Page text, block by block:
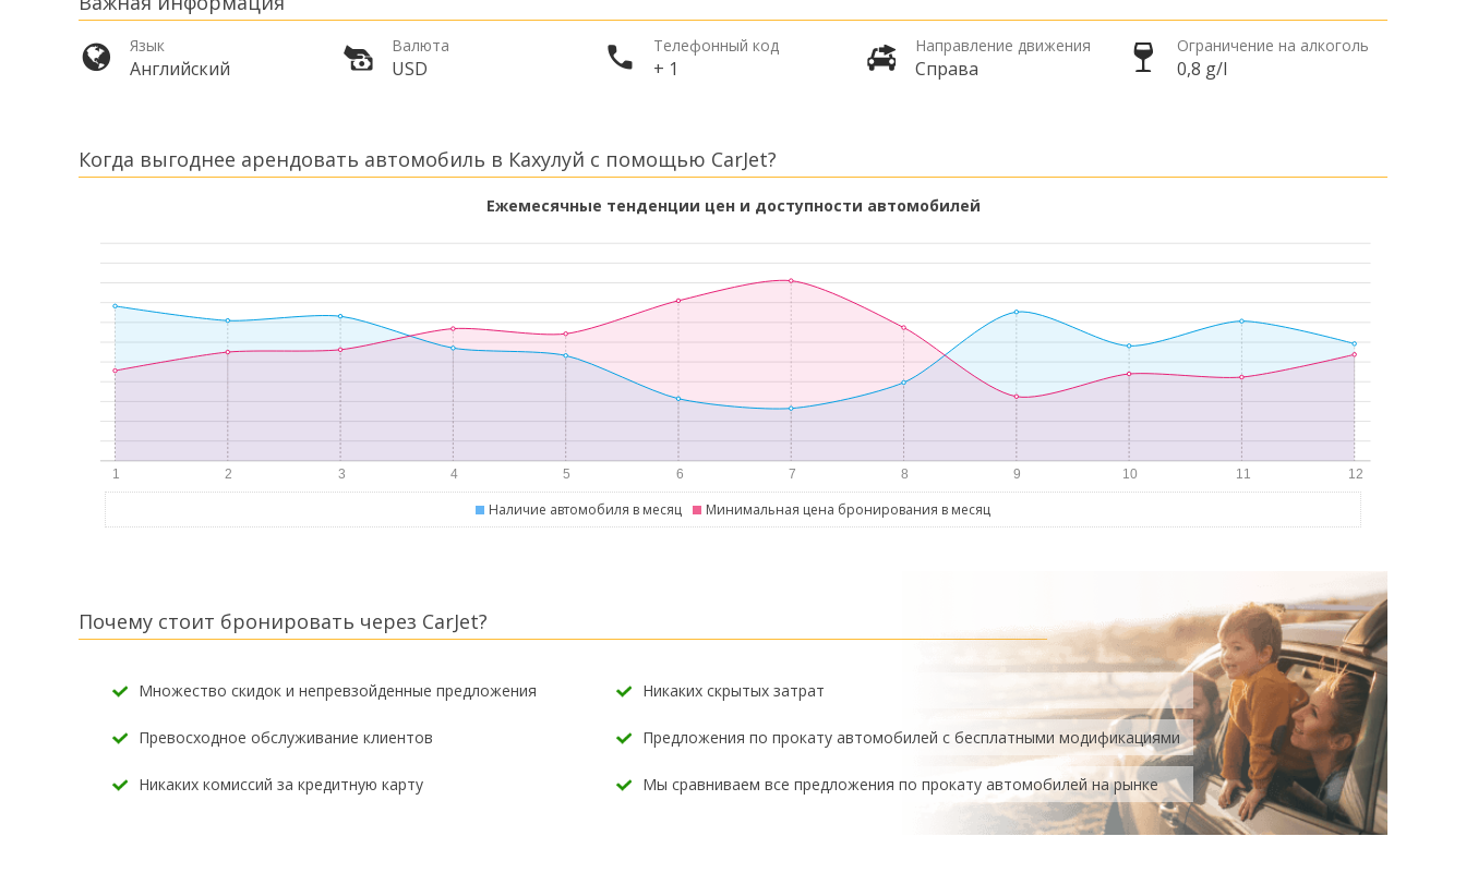
Язык
Английский
Валюта
USD
Телефонный код
+ 1
Направление движения
Справа
Ограничение на алкоголь
0,8 g/l
Когда выгоднее арендовать автомобиль в Кахулуй с помощью CarJet?
Ежемесячные тенденции цен и доступности автомобилей
Наличие автомобиля в месяц Минимальная цена бронирования в месяц
Почему стоит бронировать через CarJet?
Множество скидок и непревзойденные предложения Никаких скрытых затрат
Превосходное обслуживание клиентов Предложения по прокату автомобилей с бесплатными модификациями
Никаких комиссий за кредитную карту Мы сравниваем все предложения по прокату автомобилей на рынке